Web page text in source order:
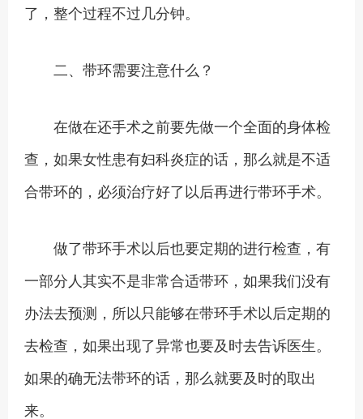
了，整个过程不过几分钟。
二、带环需要注意什么？
在做在还手术之前要先做一个全面的身体检
查，如果女性患有妇科炎症的话，那么就是不适
合带环的，必须治疗好了以后再进行带环手术。
做了带环手术以后也要定期的进行检查，有
一部分人其实不是非常合适带环，如果我们没有
办法去预测，所以只能够在带环手术以后定期的
去检查，如果出现了异常也要及时去告诉医生。
如果的确无法带环的话，那么就要及时的取出
来。